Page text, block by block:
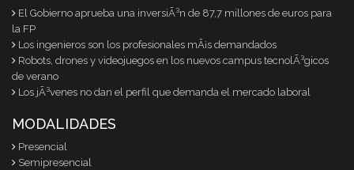
El Gobierno aprueba una inversiÃ³n de 87,7 millones de euros para
la FP
Los ingenieros son los profesionales mÃ¡s demandados
Robots, drones y videojuegos en los nuevos campus tecnolÃ³gicos
de verano
Los jÃ³venes no dan el perfil que demanda el mercado laboral
MODALIDADES
Presencial
Semipresencial